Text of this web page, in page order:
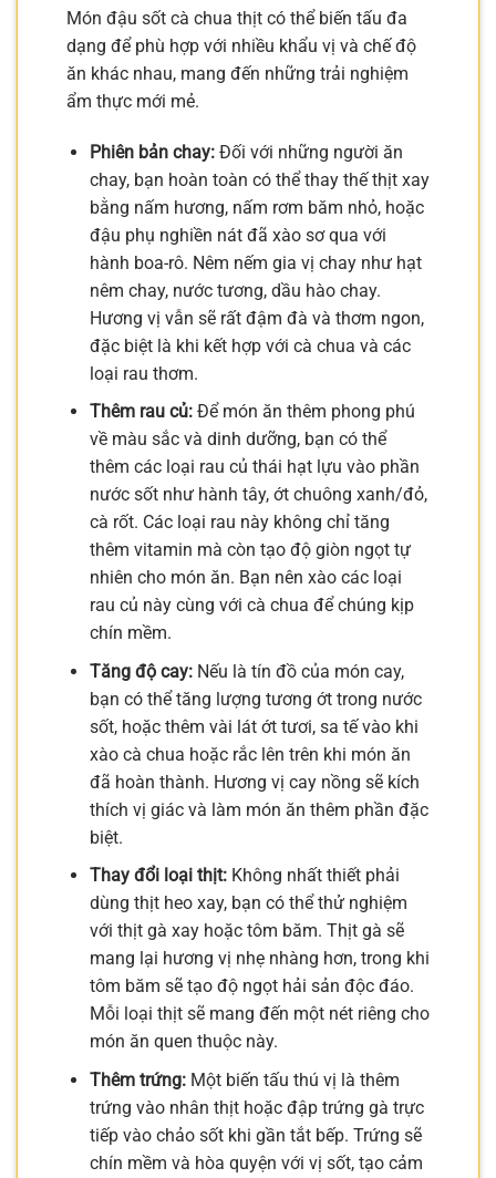
Món đậu sốt cà chua thịt có thể biến tấu đa
dạng để phù hợp với nhiều khẩu vị và chế độ
ăn khác nhau, mang đến những trải nghiệm
ẩm thực mới mẻ.
Phiên bản chay:Đối với những người ăn
chay, bạn hoàn toàn có thể thay thế thịt xay
bằng nấm hương, nấm rơm băm nhỏ, hoặc
đậu phụ nghiền nát đã xào sơ qua với
hành boa-rô. Nêm nếm gia vị chay như hạt
nêm chay, nước tương, dầu hào chay.
Hương vị vẫn sẽ rất đậm đà và thơm ngon,
đặc biệt là khi kết hợp với cà chua và các
loại rau thơm.
Thêm rau củ:Để món ăn thêm phong phú
về màu sắc và dinh dưỡng, bạn có thể
thêm các loại rau củ thái hạt lựu vào phần
nước sốt như hành tây, ớt chuông xanh/đỏ,
cà rốt. Các loại rau này không chỉ tăng
thêm vitamin mà còn tạo độ giòn ngọt tự
nhiên cho món ăn. Bạn nên xào các loại
rau củ này cùng với cà chua để chúng kịp
chín mềm.
Tăng độ cay:Nếu là tín đồ của món cay,
bạn có thể tăng lượng tương ớt trong nước
sốt, hoặc thêm vài lát ớt tươi, sa tế vào khi
xào cà chua hoặc rắc lên trên khi món ăn
đã hoàn thành. Hương vị cay nồng sẽ kích
thích vị giác và làm món ăn thêm phần đặc
biệt.
Thay đổi loại thịt:Không nhất thiết phải
dùng thịt heo xay, bạn có thể thử nghiệm
với thịt gà xay hoặc tôm băm. Thịt gà sẽ
mang lại hương vị nhẹ nhàng hơn, trong khi
tôm băm sẽ tạo độ ngọt hải sản độc đáo.
Mỗi loại thịt sẽ mang đến một nét riêng cho
món ăn quen thuộc này.
Thêm trứng:Một biến tấu thú vị là thêm
trứng vào nhân thịt hoặc đập trứng gà trực
tiếp vào chảo sốt khi gần tắt bếp. Trứng sẽ
chín mềm và hòa quyện với vị sốt, tạo cảm